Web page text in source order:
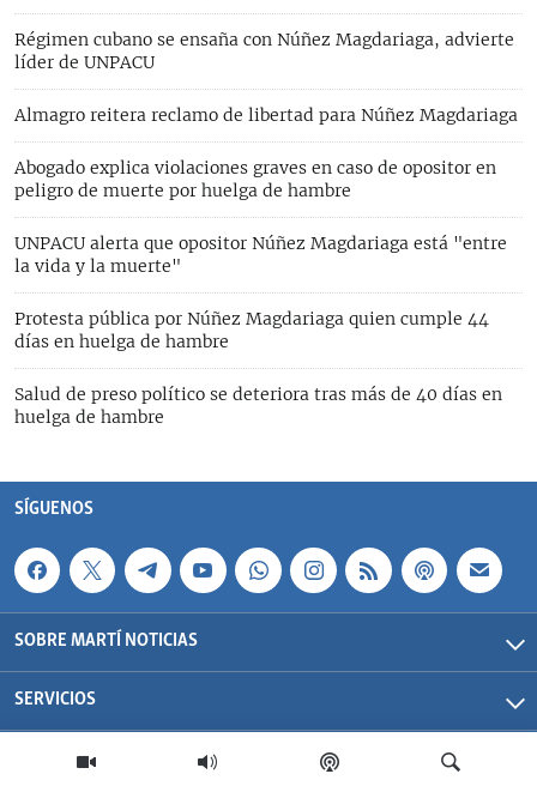
Régimen cubano se ensaña con Núñez Magdariaga, advierte
líder de UNPACU
Almagro reitera reclamo de libertad para Núñez Magdariaga
Abogado explica violaciones graves en caso de opositor en
peligro de muerte por huelga de hambre
UNPACU alerta que opositor Núñez Magdariaga está "entre
la vida y la muerte"
Protesta pública por Núñez Magdariaga quien cumple 44
días en huelga de hambre
Salud de preso político se deteriora tras más de 40 días en
huelga de hambre
SÍGUENOS
SOBRE MARTÍ NOTICIAS
SERVICIOS
Martí Noticias| 2026 | OCB | Todos los derechos reservados.